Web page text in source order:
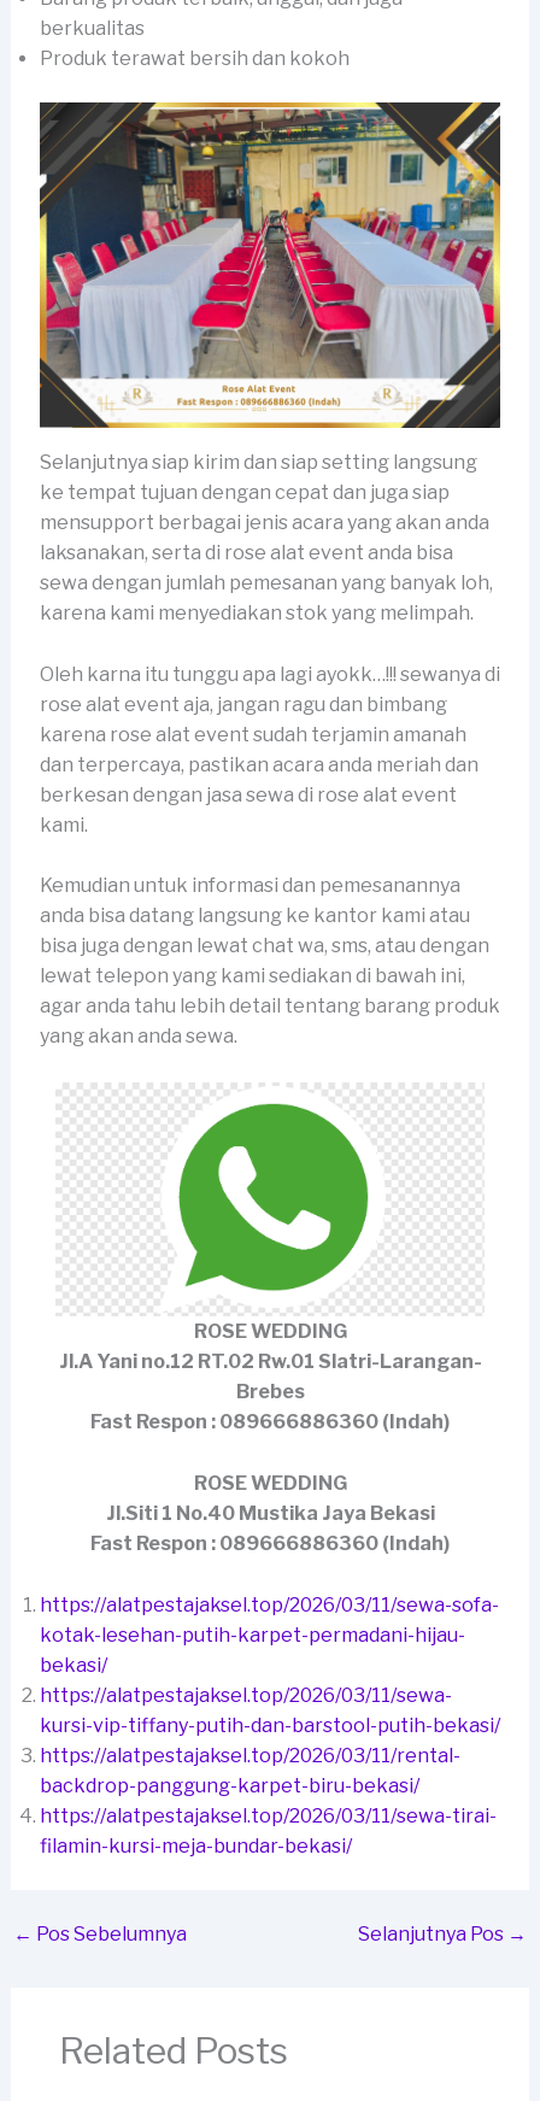
berkualitas
Produk terawat bersih dan kokoh
Selanjutnya siap kirim dan siap setting langsung
ke tempat tujuan dengan cepat dan juga siap
mensupport berbagai jenis acara yang akan anda
laksanakan, serta di rose alat event anda bisa
sewa dengan jumlah pemesanan yang banyak loh,
karena kami menyediakan stok yang melimpah.
Oleh karna itu tunggu apa lagi ayokk…!!! sewanya di
rose alat event aja, jangan ragu dan bimbang
karena rose alat event sudah terjamin amanah
dan terpercaya, pastikan acara anda meriah dan
berkesan dengan jasa sewa di rose alat event
kami.
Kemudian untuk informasi dan pemesanannya
anda bisa datang langsung ke kantor kami atau
bisa juga dengan lewat chat wa, sms, atau dengan
lewat telepon yang kami sediakan di bawah ini,
agar anda tahu lebih detail tentang barang produk
yang akan anda sewa.
ROSE WEDDING
Jl.A Yani no.12 RT.02 Rw.01 Slatri-Larangan-
Brebes
Fast Respon : 089666886360 (Indah)
ROSE WEDDING
Jl.Siti 1 No.40 Mustika Jaya Bekasi
Fast Respon : 089666886360 (Indah)
https://alatpestajaksel.top/2026/03/11/sewa-sofa-
kotak-lesehan-putih-karpet-permadani-hijau-
bekasi/
https://alatpestajaksel.top/2026/03/11/sewa-
kursi-vip-tiffany-putih-dan-barstool-putih-bekasi/
https://alatpestajaksel.top/2026/03/11/rental-
backdrop-panggung-karpet-biru-bekasi/
https://alatpestajaksel.top/2026/03/11/sewa-tirai-
filamin-kursi-meja-bundar-bekasi/
← Pos Sebelumnya Selanjutnya Pos →
Related Posts